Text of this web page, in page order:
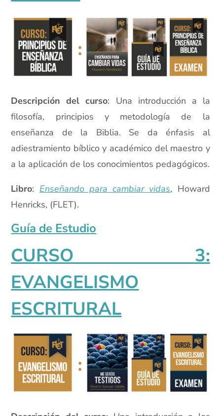
Descripción del curso: Una introducción a la
filosofía, principios y metodología de la
enseñanza de la Biblia. Se da énfasis al
adiestramiento bíblico y académico del maestro y
a la aplicación de los conocimientos pedagógicos.
Libro: Enseñando para cambiar vidas, Howard
Henricks, (FLET).
Guía de Estudio
CURSO 3:
EVANGELISMO
ESCRITURAL